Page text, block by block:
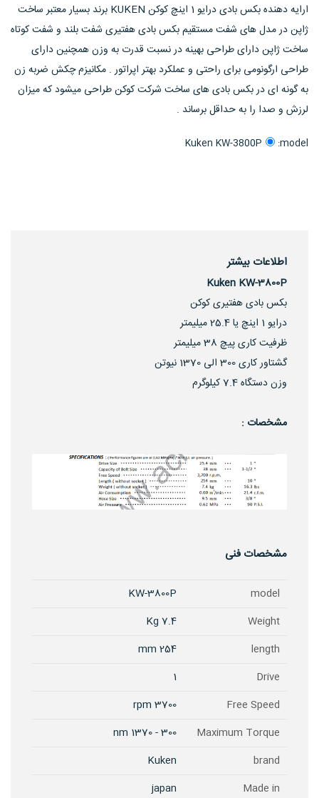
ارایه دهنده بکس بادی درایو 1 اینچ کوکن KUKEN برند بسیار معتبر ساخت
ژاپن در مدل های شفت مستقیم بکس بادی هفتیری شفت بلند و شفت کوتاه
ساخت ژاپن دارای طراحی بهینه در نسبت قدرت به وزن همچنین دارای
طراحی ارگونومی برای راحتی و عملکرد بهتر اپراتور . مکانیزم چکش ضربه زن
به گونه ای در بکس بادی های ساخت شرکت کوکن طراحی میشود که میزان
لرزش و صدا را به حداقل برساند .
model:
Kuken KW-3800P
اطلاعات بیشتر
Kuken KW-3800P
بکس بادی هفتیری کوکن
درایو 1 اینچ یا 25.4 میلیمتر
ظرفیت کاری پیچ 38 میلیمتر
گشتاور کاری 300 الی 1370 نیوتن
وزن دستگاه 7.4 کیلوگرم
مشخصات :
مشخصات فنی
model
KW-3800P
Weight
7.4 Kg
length
254 mm
Drive
1
Free Speed
3700 rpm
Maximum Torque
300 - 1370 nm
brand
Kuken
Made in
japan